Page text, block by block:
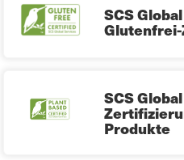
SCS
SCS
Produkte